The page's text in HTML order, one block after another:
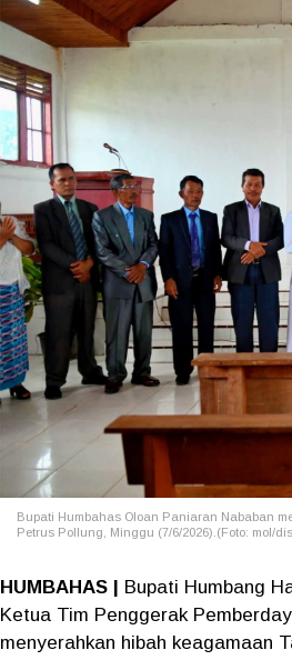
Bupati Humbahas Oloan Paniaran Nababan
Petrus Pollung, Minggu (7/6/2026).(Foto: mol/
HUMBAHAS |
Bupati Humbang
Ketua Tim Penggerak
menyerahkan hibah keagamaan